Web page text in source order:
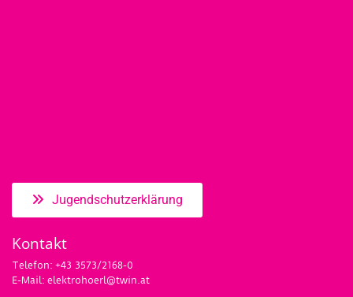
Jugendschutzerklärung
Kontakt
Telefon: +43 3573/2168-0
E-Mail: elektrohoerl@twin.at